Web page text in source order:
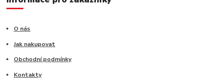
O nás
Jak nakupovat
Obchodní podmínky
Kontakty